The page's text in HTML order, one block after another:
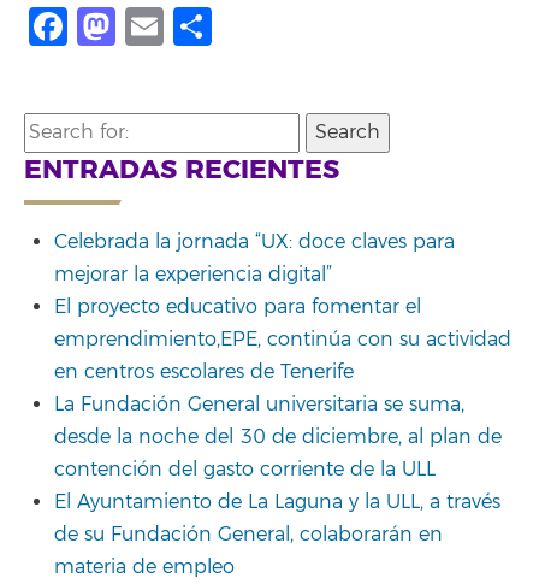
Facebook
Mastodon
Email
Search
for:
ENTRADAS RECIENTES
Celebrada la jornada “UX: doce claves para
mejorar la experiencia digital”
El proyecto educativo para fomentar el
emprendimiento,EPE, continúa con su actividad
en centros escolares de Tenerife
La Fundación General universitaria se suma,
desde la noche del 30 de diciembre, al plan de
contención del gasto corriente de la ULL
El Ayuntamiento de La Laguna y la ULL, a través
de su Fundación General, colaborarán en
materia de empleo